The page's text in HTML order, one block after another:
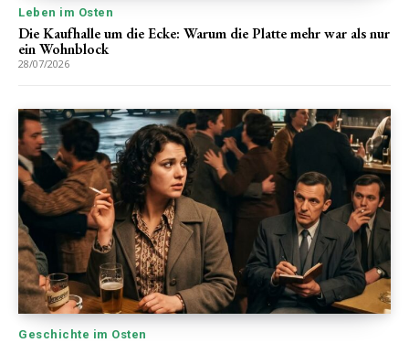
Leben im Osten
Die Kaufhalle um die Ecke: Warum die Platte mehr war als nur
ein Wohnblock
28/07/2026
Geschichte im Osten